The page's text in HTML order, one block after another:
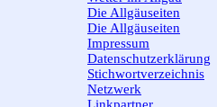
Die Allgäuseiten
Die Allgäuseiten
Impressum
Datenschutzerklärung
Stichwortverzeichnis
Netzwerk